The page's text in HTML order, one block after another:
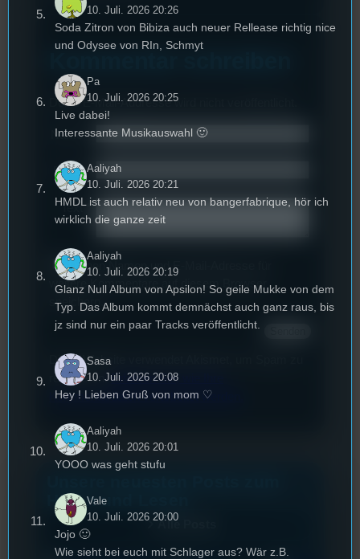
Deine E-Mail-Addresse wird nicht veröffentlicht.
Name*
Email*
Text*
Deinen Namen und E-Mail-Adresse für
weitere Kommentare auf diesem Browser
speichern.
Diese Website verwendet Akismet, um Spam zu
reduzieren.Erfahren Sie, wie Ihre
Kommentardaten verarbeitet werden.
Hören und Lesen
Alle Posts
10. Juli. 2026 20:26
Soda Zitron von Bibiza auch neuer Rellease richtig nice
und Odysee von RIn, Schmyt
Pa
10. Juli. 2026 20:25
Live dabei!
Interessante Musikauswahl 🙂
Aaliyah
10. Juli. 2026 20:21
HMDL ist auch relativ neu von bangerfabrique, hör ich
wirklich die ganze zeit
Aaliyah
10. Juli. 2026 20:19
Glanz Null Album von Apsilon! So geile Mukke von dem
Typ. Das Album kommt demnächst auch ganz raus, bis
jz sind nur ein paar Tracks veröffentlicht.
Sasa
10. Juli. 2026 20:08
Hey ! Lieben Gruß von mom ♡
Aaliyah
10. Juli. 2026 20:01
YOOO was geht stufu
Vale
10. Juli. 2026 20:00
Jojo 🙂
Wie sieht bei euch mit Schlager aus? Wär z.B.